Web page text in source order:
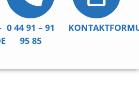
0 44 91 – 91
95 85